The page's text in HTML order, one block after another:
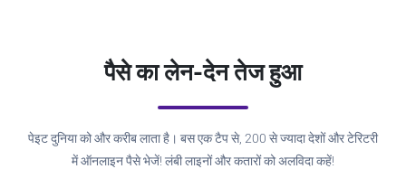
पैसे का लेन-देन तेज हुआ
पेइट दुनिया को और करीब लाता है। बस एक टैप से, 200 से ज्यादा देशों और टेरिटरी
में ऑनलाइन पैसे भेजें! लंबी लाइनों और कतारों को अलविदा कहें!